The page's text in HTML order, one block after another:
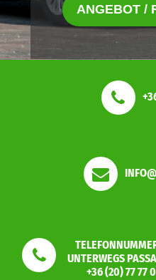
ANGEBOT /
UNTERWEGS
+36 (20) 77 77